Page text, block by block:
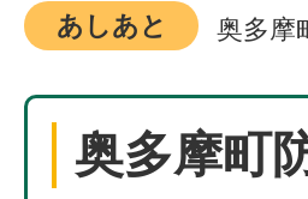
あしあと 奥多摩
奥多摩町